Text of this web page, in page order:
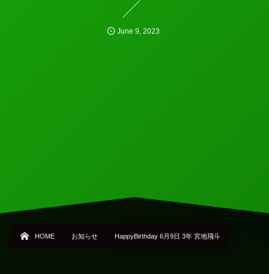
June 9, 2023
HOME お知らせ HappyBirthday 6月9日 3年 宮地飛斗